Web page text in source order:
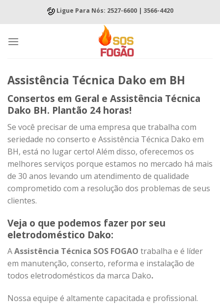
Ligue Para Nós: 2527-6600 | 3566-4420
Assistência Técnica Dako em BH
Consertos em Geral e Assistência Técnica
Dako BH. Plantão 24 horas!
Se você precisar de uma empresa que trabalha com
seriedade no conserto e Assistência Técnica Dako em
BH, está no lugar certo! Além disso, oferecemos os
melhores serviços porque estamos no mercado há mais
de 30 anos levando um atendimento de qualidade
comprometido com a resolução dos problemas de seus
clientes.
Veja o que podemos fazer por seu
eletrodoméstico Dako:
AAssistência Técnica SOS FOGAO trabalha e é líder
em manutenção, conserto, reforma e instalação de
todos eletrodomésticos da marca Dako.
Nossa equipe é altamente capacitada e profissional.